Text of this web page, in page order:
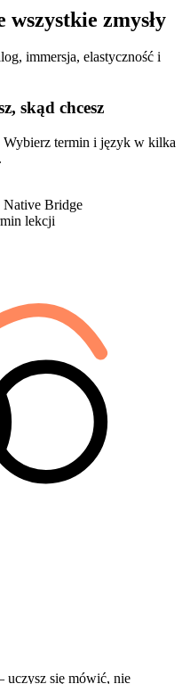
zmysły
immersja, elastyczność i
skąd chcesz
Wybierz termin i język w kilka
lekcji
uczysz się mówić, nie